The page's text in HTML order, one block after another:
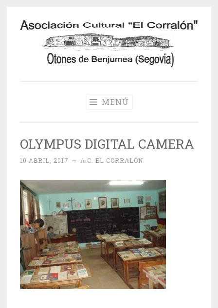
Saltar
contenido
MENÚ
OLYMPUS DIGITAL CAMERA
10 ABRIL, 2017 ~ A.C. EL CORRALÓN